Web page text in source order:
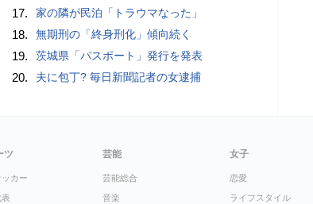
17. 家の隣が民泊「トラウマなった」
18. 無期刑の「終身刑化」傾向続く
19. 茨城県「パスポート」発行を発表
20. 夫に包丁? 毎日新聞記者の女逮捕
ツ
カー
表
芸能
芸能総合
音楽
女子
恋愛
ライフスタイル